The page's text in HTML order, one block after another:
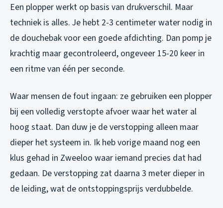
Een plopper werkt op basis van drukverschil. Maar
techniek is alles. Je hebt 2-3 centimeter water nodig in
de douchebak voor een goede afdichting. Dan pomp je
krachtig maar gecontroleerd, ongeveer 15-20 keer in
een ritme van één per seconde.
Waar mensen de fout ingaan: ze gebruiken een plopper
bij een volledig verstopte afvoer waar het water al
hoog staat. Dan duw je de verstopping alleen maar
dieper het systeem in. Ik heb vorige maand nog een
klus gehad in Zweeloo waar iemand precies dat had
gedaan. De verstopping zat daarna 3 meter dieper in
de leiding, wat de ontstoppingsprijs verdubbelde.